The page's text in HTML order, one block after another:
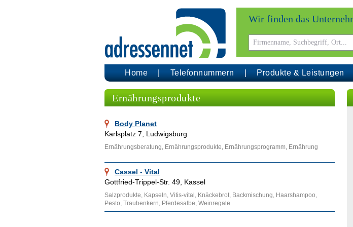
Wir finden das
Home Telefonnummern Produkte & Leistungen
Ernährungsprodukte
Body Planet
Karlsplatz 7, Ludwigsburg
Ernährungsberatung, Ernährungsprodukte, Ernährungsprogramm, Ernährung
Cassel - Vital
Gottfried-Trippel-Str. 49, Kassel
Salzprodukte, Kapseln, Vitis-vital, Knäckebrot, Backmischung, Haarshampoo,
Pesto, Traubenkern, Pferdesalbe, Weinregale